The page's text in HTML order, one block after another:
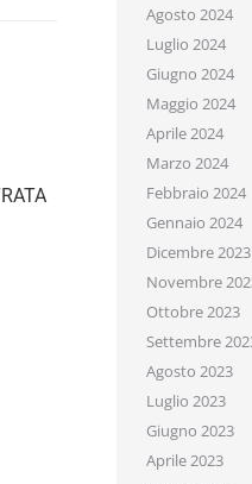
Agosto 2024
Luglio 2024
Giugno 2024
Maggio 2024
Aprile 2024
Marzo 2024
Febbraio 2024
Gennaio 2024
Dicembre 2023
Novembre 2023
Ottobre 2023
Settembre 2023
Agosto 2023
Luglio 2023
Giugno 2023
Aprile 2023